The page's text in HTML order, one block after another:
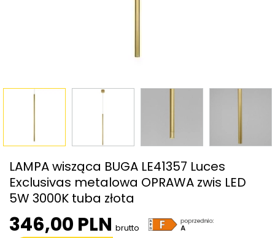
LAMPA wisząca BUGA LE41357 Luces
Exclusivas metalowa OPRAWA zwis LED
5W 3000K tuba złota
346,00 PLN brutto